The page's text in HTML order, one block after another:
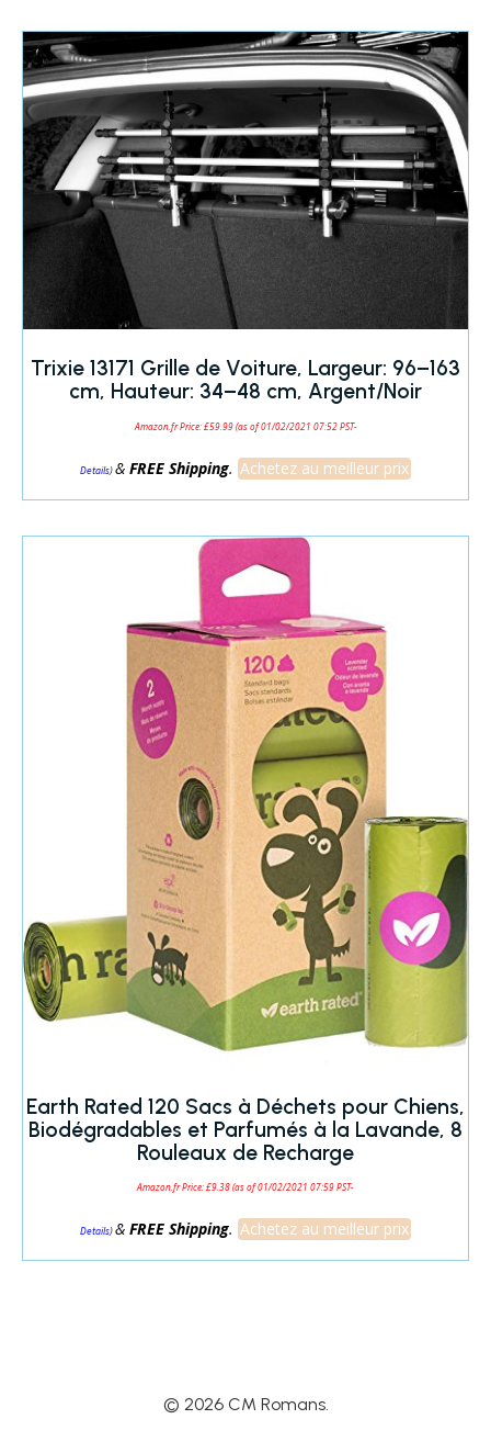
Trixie 13171 Grille de Voiture, Largeur: 96–163
cm, Hauteur: 34–48 cm, Argent/Noir
Amazon.fr Price:£59.99(as of 01/02/2021 07:52 PST-
Details)& FREE Shipping. Achetez au meilleur prix
Earth Rated 120 Sacs à Déchets pour Chiens,
Biodégradables et Parfumés à la Lavande, 8
Rouleaux de Recharge
Amazon.fr Price:£9.38(as of 01/02/2021 07:59 PST-
Details)& FREE Shipping. Achetez au meilleur prix
© 2026 CM Romans.